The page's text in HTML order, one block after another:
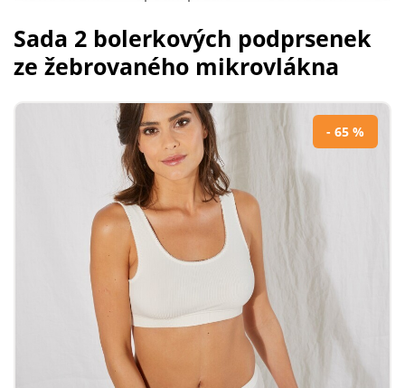
Sada 2 bolerkových podprsenek
ze žebrovaného mikrovlákna
- 65 %